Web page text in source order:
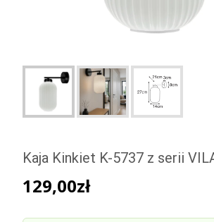
Kaja Kinkiet K-5737 z serii
129,00zł